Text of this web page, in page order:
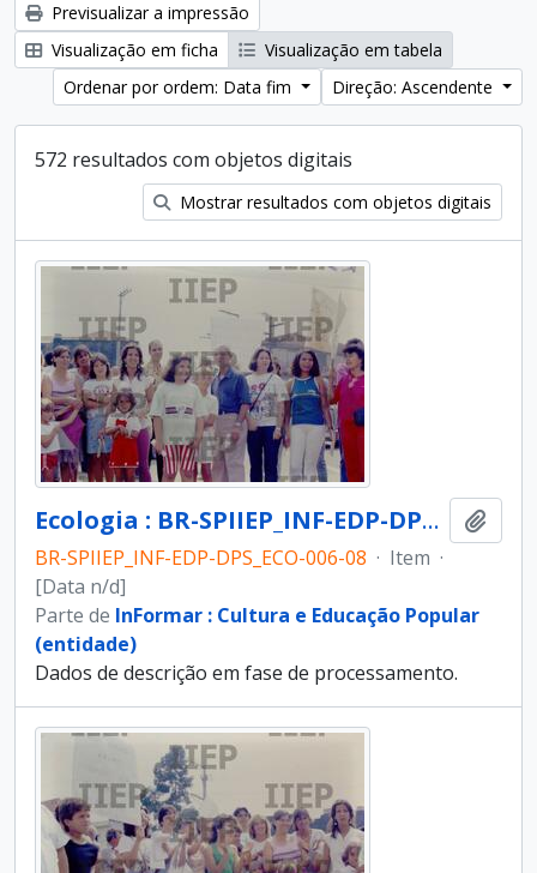
Previsualizar a impressão
Visualização em ficha
Visualização em tabela
Ordenar por ordem: Data fim
Direção: Ascendente
572 resultados com objetos digitais
Mostrar resultados com objetos digitais
Ecologia : BR-SPIIEP_INF-EDP-DPS_ECO-006-08 [diapositivo]
BR-SPIIEP_INF-EDP-DPS_ECO-006-08 · Item ·
[Data n/d]
Parte de InFormar : Cultura e Educação Popular
(entidade)
Dados de descrição em fase de processamento.